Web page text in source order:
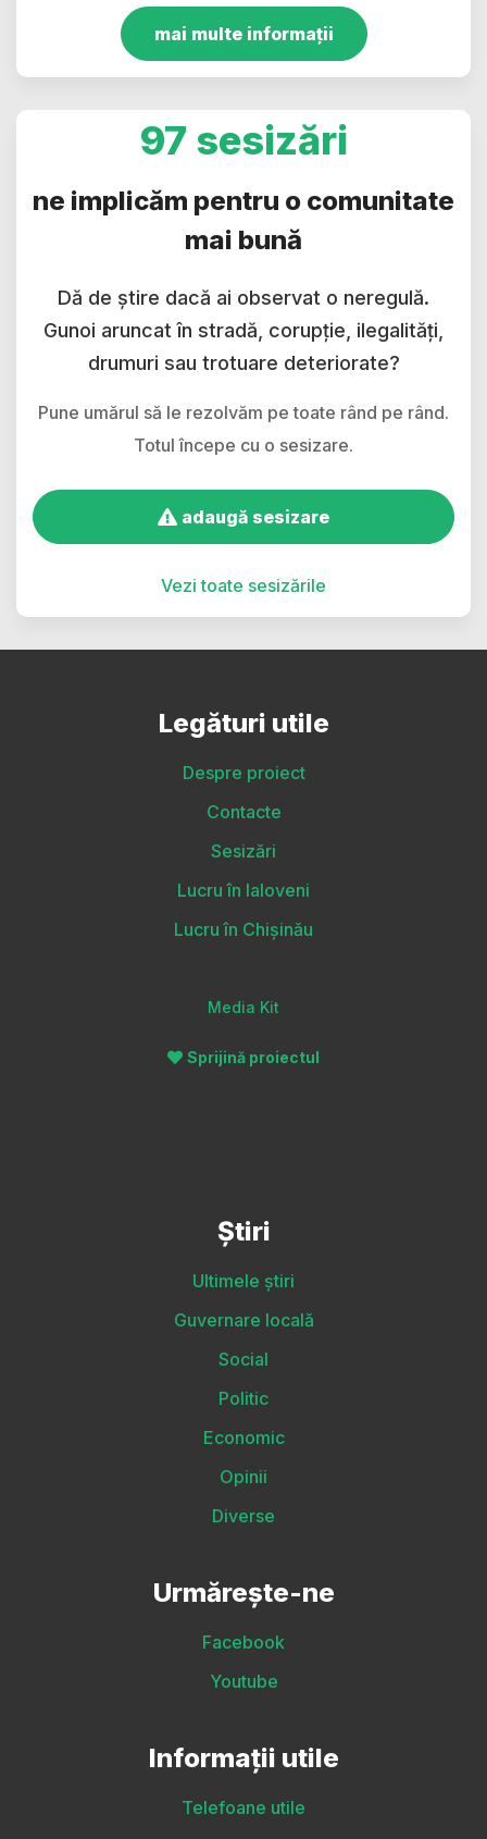
mai multe informații
97 sesizări
ne implicăm pentru o comunitate
mai bună
Dă de știre dacă ai observat o neregulă.
Gunoi aruncat în stradă, corupție, ilegalități,
drumuri sau trotuare deteriorate?
Pune umărul să le rezolvăm pe toate rând pe rând.
Totul începe cu o sesizare.
adaugă sesizare
Vezi toate sesizările
Legături utile
Despre proiect
Contacte
Sesizări
Lucru în Ialoveni
Lucru în Chișinău
Media Kit
Sprijină proiectul
Știri
Ultimele știri
Guvernare locală
Social
Politic
Economic
Opinii
Diverse
Urmărește-ne
Facebook
Youtube
Informații utile
Telefoane utile